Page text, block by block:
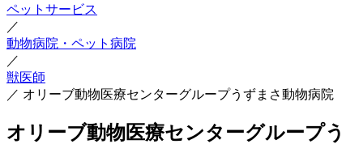
ペットサービス
／
動物病院・ペット病院
／
獣医師
／ オリーブ動物医療センターグループうずまさ動物病院
オリーブ動物医療センターグループう